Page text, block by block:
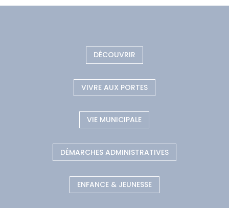
DÉCOUVRIR
VIVRE AUX PORTES
VIE MUNICIPALE
DÉMARCHES ADMINISTRATIVES
ENFANCE & JEUNESSE